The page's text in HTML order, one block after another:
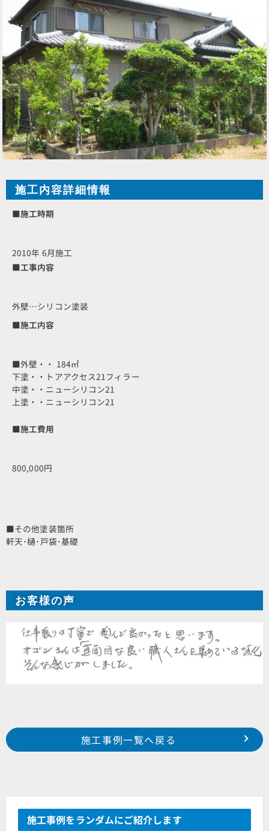
施工内容詳細情報
■施工時期
2010年 6月施工
■工事内容
外壁…シリコン塗装
■施工内容
■外壁・・ 184㎡
下塗・・トアアクセス21フィラー
中塗・・ニューシリコン21
上塗・・ニューシリコン21
■施工費用
800,000円
■その他塗装箇所
軒天･樋･戸袋･基礎
お客様の声
Prev
浜松市 中区 萩丘町 I様邸
浜松市 南区 立野町 S様邸
施工事例一覧へ戻る
施工事例をランダムにご紹介します